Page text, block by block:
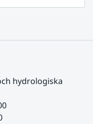
hydrologiska